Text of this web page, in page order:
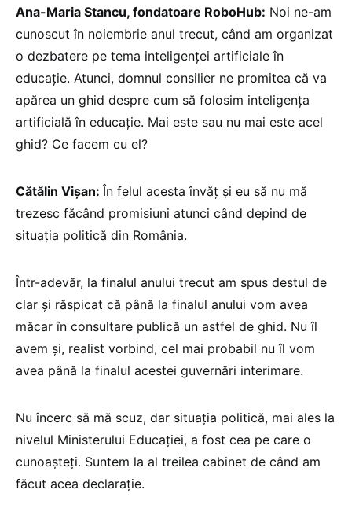
Ana-Maria Stancu, fondatoare RoboHub: Noi ne-am
cunoscut în noiembrie anul trecut, când am organizat
o dezbatere pe tema inteligenței artificiale în
educație. Atunci, domnul consilier ne promitea că va
apărea un ghid despre cum să folosim inteligența
artificială în educație. Mai este sau nu mai este acel
ghid? Ce facem cu el?
Cătălin Vișan: În felul acesta învăț și eu să nu mă
trezesc făcând promisiuni atunci când depind de
situația politică din România.
Într-adevăr, la finalul anului trecut am spus destul de
clar și răspicat că până la finalul anului vom avea
măcar în consultare publică un astfel de ghid. Nu îl
avem și, realist vorbind, cel mai probabil nu îl vom
avea până la finalul acestei guvernări interimare.
Nu încerc să mă scuz, dar situația politică, mai ales la
nivelul Ministerului Educației, a fost cea pe care o
cunoașteți. Suntem la al treilea cabinet de când am
făcut acea declarație.